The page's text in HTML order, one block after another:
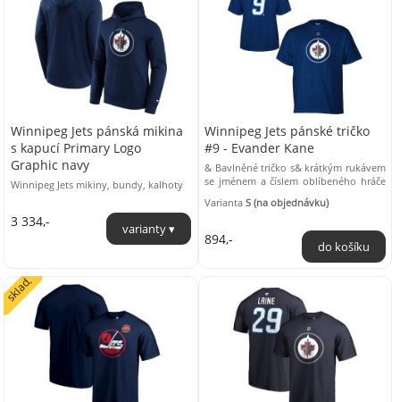
Winnipeg Jets pánská mikina
s kapucí Primary Logo
Graphic navy
Winnipeg Jets mikiny, bundy, kalhoty
3 334,-
Winnipeg Jets pánské tričko
#9 - Evander Kane
& Bavlněné tričko s& krátkým rukávem
se jménem a číslem oblíbeného hráče
VariantaS (na objednávku)
894,-
sklad.